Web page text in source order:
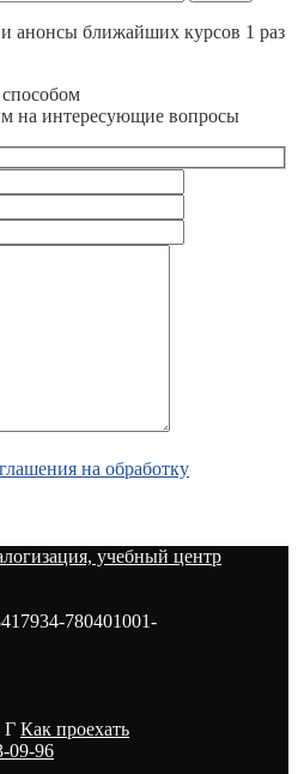
анонсы ближайших курсов 1 раз
на интересующие вопросы
на обработку
780401001-
Г Как проехать
09-96